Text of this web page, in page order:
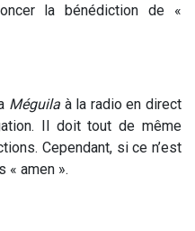
la bénédiction de «
Méguila à la radio en direct
Il doit tout de même
Cependant, si ce n’est
« amen ».